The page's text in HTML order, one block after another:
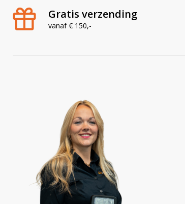
Gratis verzending
vanaf € 150,-